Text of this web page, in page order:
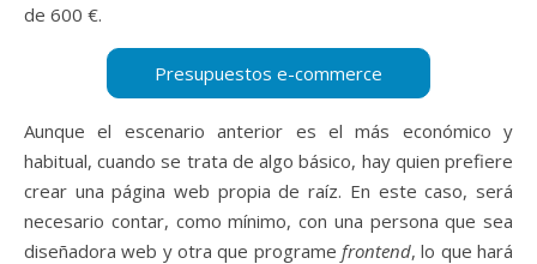
de 600 €.
Aunque el escenario anterior es el más económico y
habitual, cuando se trata de algo básico, hay quien prefiere
crear una página web propia de raíz. En este caso, será
necesario contar, como mínimo, con una persona que sea
diseñadora web y otra que programe frontend, lo que hará